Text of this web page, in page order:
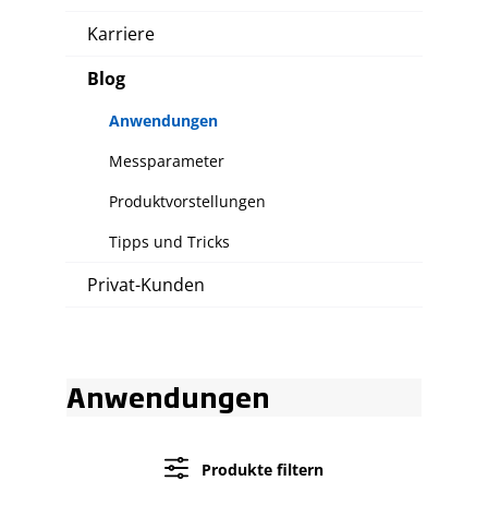
Karriere
Blog
Anwendungen
Messparameter
Produktvorstellungen
Tipps und Tricks
Privat-Kunden
Anwendungen
Produkte filtern